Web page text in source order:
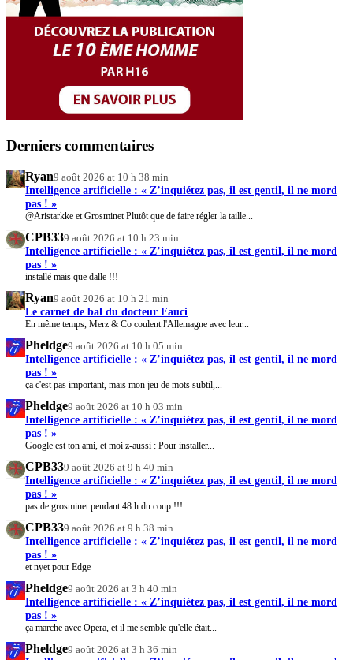
Derniers commentaires
Ryan9 août 2026 at 10 h 38 min
Intelligence artificielle : « Z’inquiétez pas, il est gentil, il ne mord
pas ! »
@Aristarkke et Grosminet Plutôt que de faire régler la taille...
CPB339 août 2026 at 10 h 23 min
Intelligence artificielle : « Z’inquiétez pas, il est gentil, il ne mord
pas ! »
installé mais que dalle !!!
Ryan9 août 2026 at 10 h 21 min
Le carnet de bal du docteur Fauci
En même temps, Merz & Co coulent l'Allemagne avec leur...
Pheldge9 août 2026 at 10 h 05 min
Intelligence artificielle : « Z’inquiétez pas, il est gentil, il ne mord
pas ! »
ça c'est pas important, mais mon jeu de mots subtil,...
Pheldge9 août 2026 at 10 h 03 min
Intelligence artificielle : « Z’inquiétez pas, il est gentil, il ne mord
pas ! »
Google est ton ami, et moi z-aussi : Pour installer...
CPB339 août 2026 at 9 h 40 min
Intelligence artificielle : « Z’inquiétez pas, il est gentil, il ne mord
pas ! »
pas de grosminet pendant 48 h du coup !!!
CPB339 août 2026 at 9 h 38 min
Intelligence artificielle : « Z’inquiétez pas, il est gentil, il ne mord
pas ! »
et nyet pour Edge
Pheldge9 août 2026 at 3 h 40 min
Intelligence artificielle : « Z’inquiétez pas, il est gentil, il ne mord
pas ! »
ça marche avec Opera, et il me semble qu'elle était...
Pheldge9 août 2026 at 3 h 36 min